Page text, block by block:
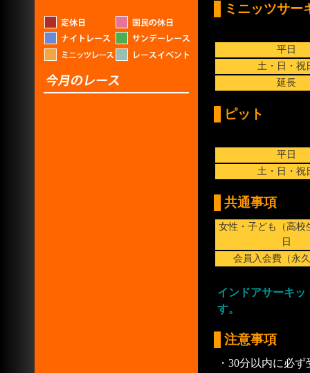
ミニッツサー
平日
土・日・祝
延長
ピット
平日
土・日・祝
共通事項
女性・子ども（高校
日
会員入会費（永
インドアサーキ
す。
注意事項
・30分以内に必